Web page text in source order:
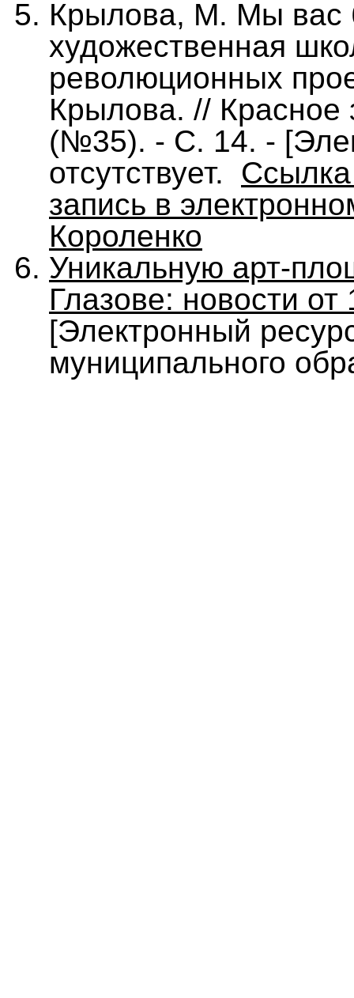
Крылова, М. Мы вас
художественная
революционных
Крылова. // Красное
(№35). - С. 14. -
отсутствует.
запись в
Короленко
Уникальную арт-
Глазове: новости
[Электронный
муниципального